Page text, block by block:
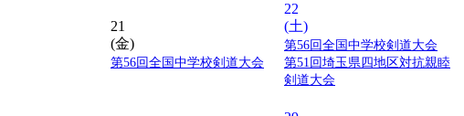
21
(金)
第56回全国中学校剣道大会
22
(土)
第56回全国中学校剣道大会
第51回埼玉県四地区対抗親睦
剣道大会